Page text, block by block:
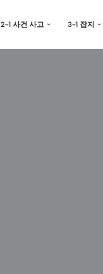
2-1 사건 사고 3-1 잡지